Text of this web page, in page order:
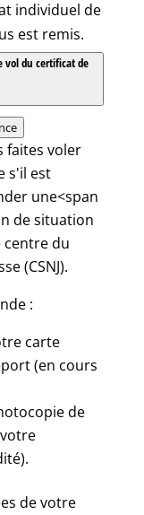
individuel de
est remis.
vol du certificat de
faites voler
s'il est
une<span
de situation
du
(CSNJ).
:
carte
(en cours
de
de votre